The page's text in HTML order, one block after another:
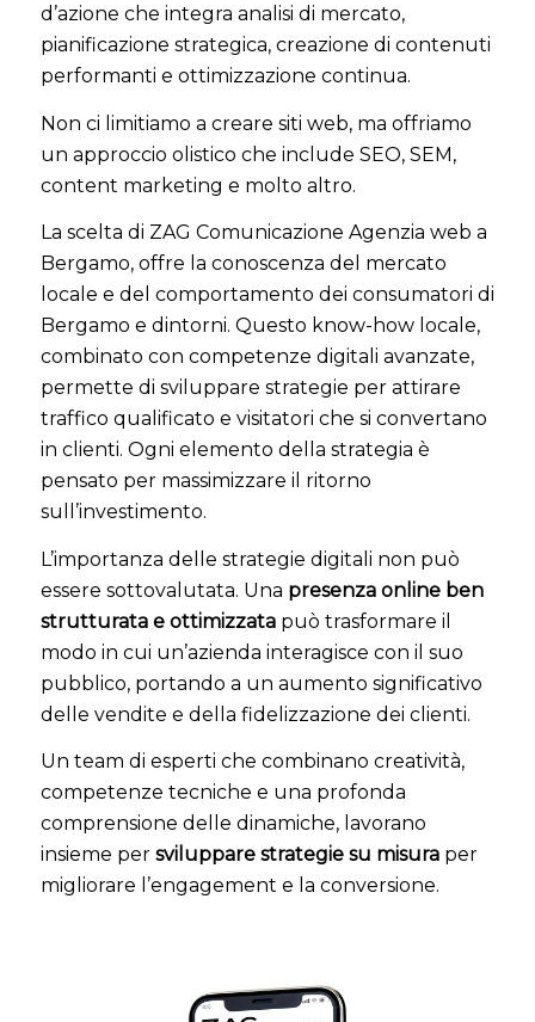
d’azione che integra analisi di mercato,
pianificazione strategica, creazione di contenuti
performanti e ottimizzazione continua.
Non ci limitiamo a creare siti web, ma offriamo
un approccio olistico che include SEO, SEM,
content marketing e molto altro.
La scelta di ZAG Comunicazione Agenzia web a
Bergamo, offre la conoscenza del mercato
locale e del comportamento dei consumatori di
Bergamo e dintorni. Questo know-how locale,
combinato con competenze digitali avanzate,
permette di sviluppare strategie per attirare
traffico qualificato e visitatori che si convertano
in clienti. Ogni elemento della strategia è
pensato per massimizzare il ritorno
sull’investimento.
L’importanza delle strategie digitali non può
essere sottovalutata. Una presenza online ben
strutturata e ottimizzatapuò trasformare il
modo in cui un’azienda interagisce con il suo
pubblico, portando a un aumento significativo
delle vendite e della fidelizzazione dei clienti.
Un team di esperti che combinano creatività,
competenze tecniche e una profonda
comprensione delle dinamiche, lavorano
insieme per sviluppare strategie su misuraper
migliorare l’engagement e la conversione.